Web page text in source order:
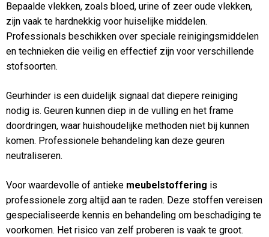
Bepaalde vlekken, zoals bloed, urine of zeer oude vlekken,
zijn vaak te hardnekkig voor huiselijke middelen.
Professionals beschikken over speciale reinigingsmiddelen
en technieken die veilig en effectief zijn voor verschillende
stofsoorten.
Geurhinder is een duidelijk signaal dat diepere reiniging
nodig is. Geuren kunnen diep in de vulling en het frame
doordringen, waar huishoudelijke methoden niet bij kunnen
komen. Professionele behandeling kan deze geuren
neutraliseren.
Voor waardevolle of antieke meubelstoffering is
professionele zorg altijd aan te raden. Deze stoffen vereisen
gespecialiseerde kennis en behandeling om beschadiging te
voorkomen. Het risico van zelf proberen is vaak te groot.